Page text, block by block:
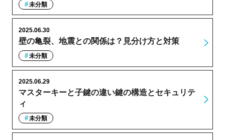
未分類
壁の亀裂、地震との関係は？見分け方と対策
2025.06.30
未分類
マスターキーと子鍵の違い鍵の構造とセキュリテ
ィ
2025.06.29
未分類